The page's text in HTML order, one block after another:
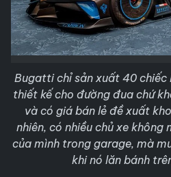
Bugatti chỉ sản xuất 40
thiết kế cho đường đua chứ
và có giá bán lẻ đề xuất
nhiên, có nhiều chủ xe
của mình trong garage, mà
khi nó lăn bánh